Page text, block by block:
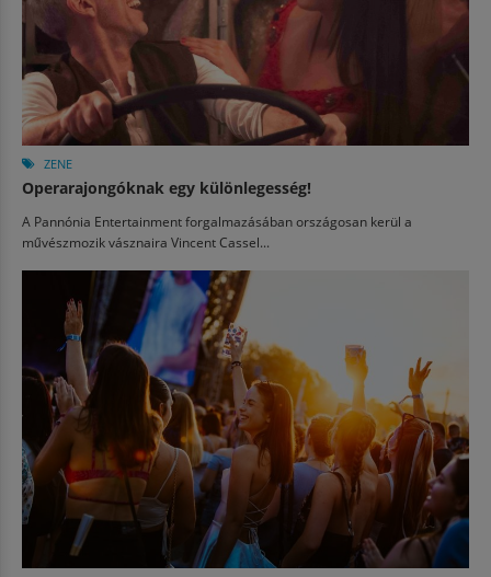
ZENE
Operarajongóknak egy különlegesség!
A Pannónia Entertainment forgalmazásában országosan kerül a
művészmozik vásznaira Vincent Cassel...